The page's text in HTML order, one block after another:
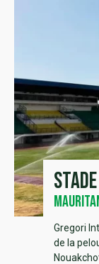
Gregori
de la